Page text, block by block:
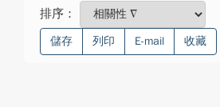
排序：
儲存 列印 E-mail 收藏